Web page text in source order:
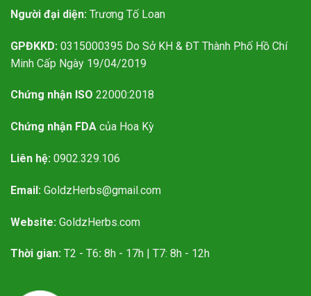
Người đại diện: Trương Tố Loan
GPĐKKD: 0315000395 Do Sở KH & ĐT Thành Phố Hồ Chí
Minh Cấp Ngày 19/04/2019
Chứng nhận ISO 22000:2018
Chứng nhận FDA của Hoa Kỳ
Liên hệ: 0902.329.106
Email: GoldzHerbs@gmail.com
Website: GoldzHerbs.com
Thời gian: T2 - T6: 8h - 17h | T7: 8h - 12h